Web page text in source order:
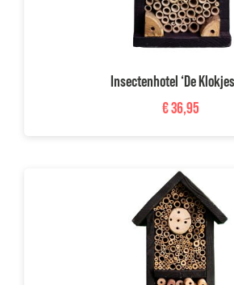
Insectenhotel ‘De
€36,95